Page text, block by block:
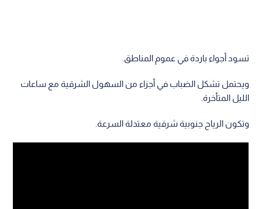
تسود أجواء باردة في عموم المناطق.
ويحتمل تشكل الضباب في أجزاء من السهول الشرقية مع ساعات
الليل المتأخرة.
وتكون الرياح جنوبية شرقية معتدلة السرعة.